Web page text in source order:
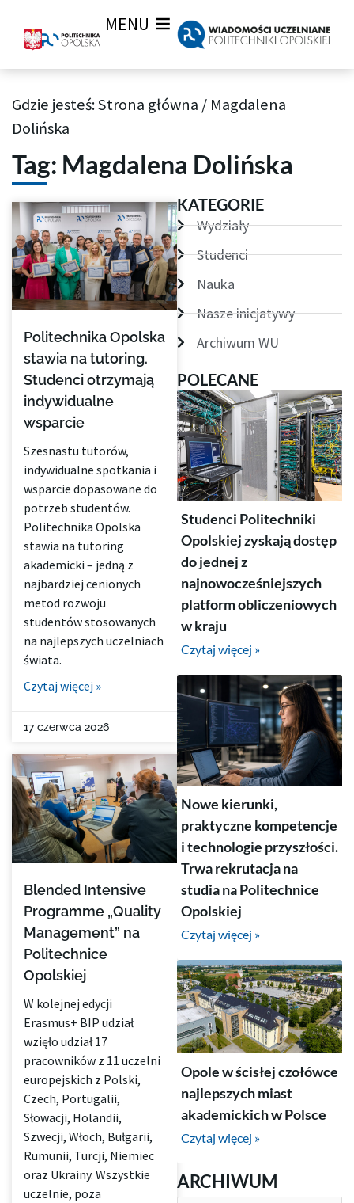
MENU
Archiwum Tagów aktualności Wiadomości uczelnianych
Gdzie jesteś:Strona główna / Magdalena
Dolińska
Tag: Magdalena Dolińska
Politechnika Opolska
stawia na tutoring.
Studenci otrzymają
indywidualne
wsparcie
Szesnastu tutorów,
indywidualne spotkania i
wsparcie dopasowane do
potrzeb studentów.
Politechnika Opolska
stawia na tutoring
akademicki – jedną z
najbardziej cenionych
metod rozwoju
studentów stosowanych
na najlepszych uczelniach
świata.
Czytaj więcej »
17 czerwca 2026
Blended Intensive
Programme „Quality
Management” na
Politechnice
Opolskiej
W kolejnej edycji
Erasmus+ BIP udział
wzięło udział 17
pracowników z 11 uczelni
europejskich z Polski,
Czech, Portugalii,
Słowacji, Holandii,
Szwecji, Włoch, Bułgarii,
Rumunii, Turcji, Niemiec
oraz Ukrainy. Wszystkie
uczelnie, poza
KATEGORIE
Wydziały
Studenci
Nauka
Nasze inicjatywy
Archiwum WU
POLECANE
Studenci Politechniki
Opolskiej zyskają dostęp
do jednej z
najnowocześniejszych
platform obliczeniowych
w kraju
Czytaj więcej »
Nowe kierunki,
praktyczne kompetencje
i technologie przyszłości.
Trwa rekrutacja na
studia na Politechnice
Opolskiej
Czytaj więcej »
Opole w ścisłej czołówce
najlepszych miast
akademickich w Polsce
Czytaj więcej »
ARCHIWUM
ARCHIWUM